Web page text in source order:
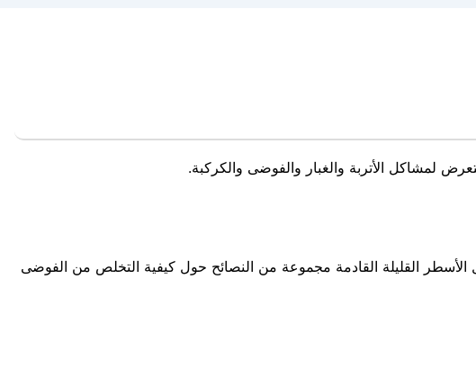
الأتربة والغبار والفوضى والكركبة.
القليلة القادمة مجموعة من النصائح حول كيفية التخلص من الفوضى